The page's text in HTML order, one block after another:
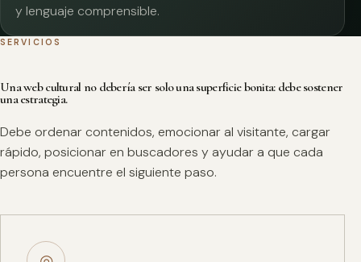
y lenguaje comprensible.
SERVICIOS
Una web cultural no debería ser solo una superficie bonita: debe sostener
una estrategia.
Debe ordenar contenidos, emocionar al visitante, cargar
rápido, posicionar en buscadores y ayudar a que cada
persona encuentre el siguiente paso.